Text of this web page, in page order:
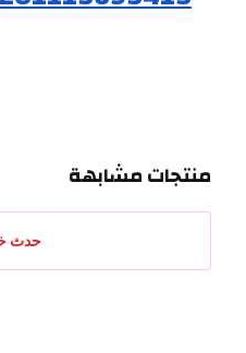
منتجات مشابهة
حدث